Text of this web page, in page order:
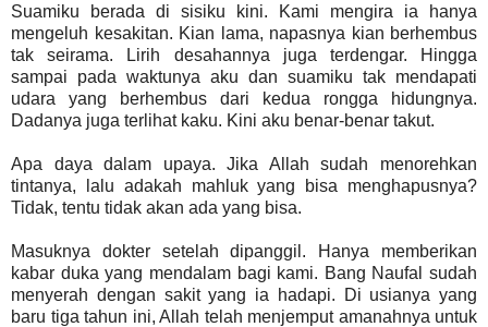
Suamiku berada di sisiku kini. Kami mengira ia hanya
mengeluh kesakitan. Kian lama, napasnya kian berhembus
tak seirama. Lirih desahannya juga terdengar. Hingga
sampai pada waktunya aku dan suamiku tak mendapati
udara yang berhembus dari kedua rongga hidungnya.
Dadanya juga terlihat kaku. Kini aku benar-benar takut.
Apa daya dalam upaya. Jika Allah sudah menorehkan
tintanya, lalu adakah mahluk yang bisa menghapusnya?
Tidak, tentu tidak akan ada yang bisa.
Masuknya dokter setelah dipanggil. Hanya memberikan
kabar duka yang mendalam bagi kami. Bang Naufal sudah
menyerah dengan sakit yang ia hadapi. Di usianya yang
baru tiga tahun ini, Allah telah menjemput amanahnya untuk